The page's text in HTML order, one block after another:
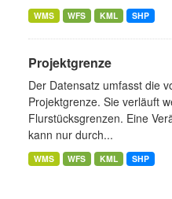
WMS WFS KML SHP
Projektgrenze
Der Datensatz umfasst die
Projektgrenze. Sie verläuft
Flurstücksgrenzen. Eine
kann nur durch...
WMS WFS KML SHP